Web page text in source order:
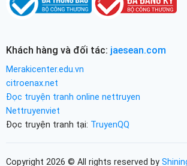
Khách hàng và đối tác: jaesean.com
Merakicenter.edu.vn
citroenax.net
Đọc truyện tranh online nettruyen
Nettruyenviet
Đọc truyện tranh tại: TruyenQQ
Copyright 2026 © All rights reserved by